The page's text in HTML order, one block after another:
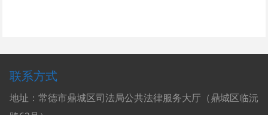
联系方式
地址：常德市鼎城区司法局公共法律服务大厅（鼎城区临沅